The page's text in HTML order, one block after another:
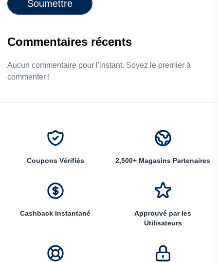
Soumettre
Commentaires récents
Aucun commentaire pour l'instant. Soyez le premier à
commenter !
Coupons Vérifiés 2,500+ Magasins Partenaires
Cashback Instantané
Approuvé par les
Utilisateurs